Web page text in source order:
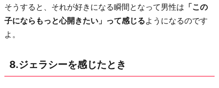
そうすると、それが好きになる瞬間となって男性は 「この
子にならもっと心開きたい」って感じるようになるのです
よ。
8.ジェラシーを感じたとき